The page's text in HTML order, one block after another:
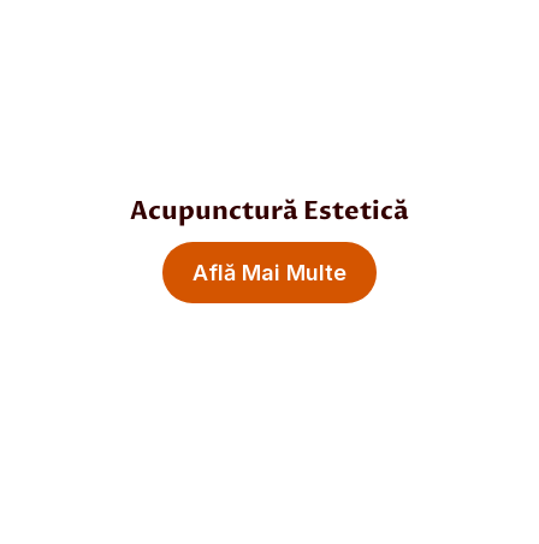
Acupunctură Estetică
Află Mai Multe